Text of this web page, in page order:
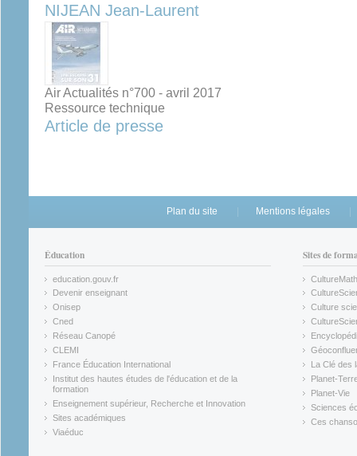
NIJEAN Jean-Laurent
Air Actualités n°700 - avril 2017
Ressource technique
Article de presse
Plan du site Mentions légales
Éducation
education.gouv.fr
(link is external)
Devenir enseignant
(link is external)
Onisep
(link is external)
Cned
(link is external)
Réseau Canopé
(link is external)
CLEMI
(link is external)
France Éducation International
(link is external)
Institut des hautes études de l'éducation et de la
formation
(link is external)
Enseignement supérieur, Recherche et Innovation
(link is external)
Sites académiques
(link is external)
Viaéduc
Sites de
CultureMath
(link is
(link is
Culture
(link is
(link is
(link is
La Clé des
(link is
Planet-
(link is
Planet-Vie
(link is
Sciences
(link is
Ces